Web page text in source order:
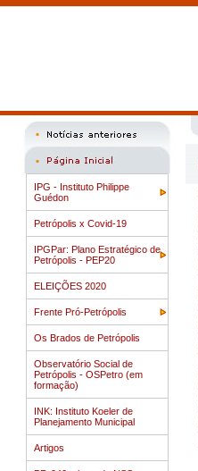
IPG - Instituto Philippe
Guédon
Petrópolis x Covid-19
IPGPar: Plano Estratégico de
Petrópolis - PEP20
ELEIÇÕES 2020
Frente Pró-Petrópolis
Os Brados de Petrópolis
Observatório Social de
Petrópolis - OSPetro (em
formação)
INK: Instituto Koeler de
Planejamento Municipal
Artigos